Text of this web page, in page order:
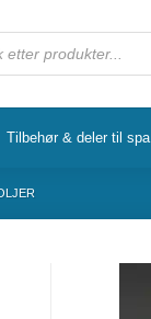
Tilbehør & deler til spa